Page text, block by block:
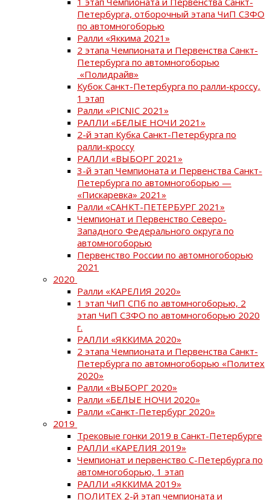
Петербурга, отборочный этапа ЧиП СЗФО
по автомногоборью
Ралли «Яккима 2021»
2 этапа Чемпионата и Первенства Санкт-
Петербурга по автомногоборью
«Полидрайв»
Кубок Санкт-Петербурга по ралли-кроссу,
1 этап
Ралли «PICNIC 2021»
РАЛЛИ «БЕЛЫЕ НОЧИ 2021»
2-й этап Кубка Санкт-Петербурга по
ралли-кроссу
РАЛЛИ «ВЫБОРГ 2021»
3-й этап Чемпионата и Первенства Санкт-
Петербурга по автомногоборью —
«Пискаревка» 2021»
Ралли «САНКТ-ПЕТЕРБУРГ 2021»
Чемпионат и Первенство Северо-
Западного Федерального округа по
автомногоборью
Первенство России по автомногоборью
2021
2020
Ралли «КАРЕЛИЯ 2020»
1 этап ЧиП СПб по автомногоборью, 2
этап ЧиП СЗФО по автомногоборью 2020
г.
РАЛЛИ «ЯККИМА 2020»
2 этапа Чемпионата и Первенства Санкт-
Петербурга по автомногоборью «Политех
2020»
Ралли «ВЫБОРГ 2020»
Ралли «БЕЛЫЕ НОЧИ 2020»
Ралли «Санкт-Петербург 2020»
2019
Трековые гонки 2019 в Санкт-Петербурге
РАЛЛИ «КАРЕЛИЯ 2019»
Чемпионат и первенство С-Петербурга по
автомногоборью, 1 этап
РАЛЛИ «ЯККИМА 2019»
ПОЛИТЕХ 2-й этап чемпионата и